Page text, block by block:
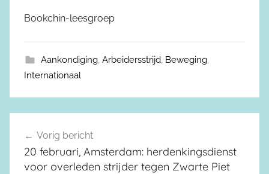
Bookchin-leesgroep
Aankondiging, Arbeidersstrijd, Beweging,
Internationaal
Berichtnavigatie
Vorig bericht
20 februari, Amsterdam: herdenkingsdienst
voor overleden strijder tegen Zwarte Piet